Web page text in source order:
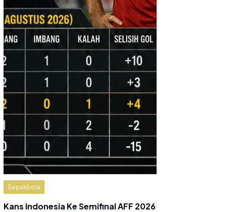
Sepakbola
Kans Indonesia Ke Semifinal AFF 2026